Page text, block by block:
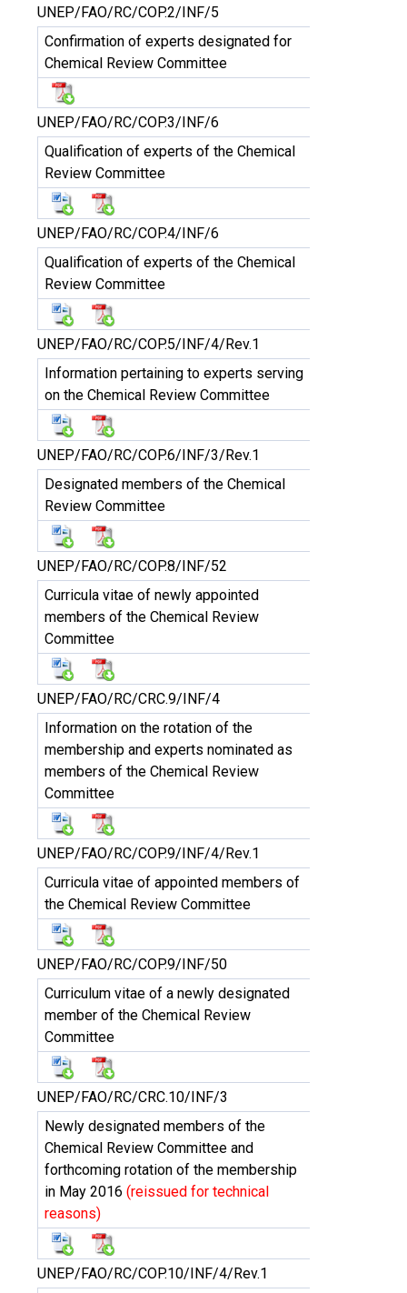
UNEP/FAO/RC/COP.2/INF/5
Confirmation of experts designated for
Chemical Review Committee
UNEP/FAO/RC/COP.3/INF/6
Qualification of experts of the Chemical
Review Committee
UNEP/FAO/RC/COP.4/INF/6
Qualification of experts of the Chemical
Review Committee
UNEP/FAO/RC/COP.5/INF/4/Rev.1
Information pertaining to experts serving
on the Chemical Review Committee
UNEP/FAO/RC/COP.6/INF/3/Rev.1
Designated members of the Chemical
Review Committee
UNEP/FAO/RC/COP.8/INF/52
Curricula vitae of newly appointed
members of the Chemical Review
Committee
UNEP/FAO/RC/CRC.9/INF/4
Information on the rotation of the
membership and experts nominated as
members of the Chemical Review
Committee
UNEP/FAO/RC/COP.9/INF/4/Rev.1
Curricula vitae of appointed members of
the Chemical Review Committee
UNEP/FAO/RC/COP.9/INF/50
Curriculum vitae of a newly designated
member of the Chemical Review
Committee
UNEP/FAO/RC/CRC.10/INF/3
Newly designated members of the
Chemical Review Committee and
forthcoming rotation of the membership
in May 2016 (reissued for technical
reasons)
UNEP/FAO/RC/COP.10/INF/4/Rev.1